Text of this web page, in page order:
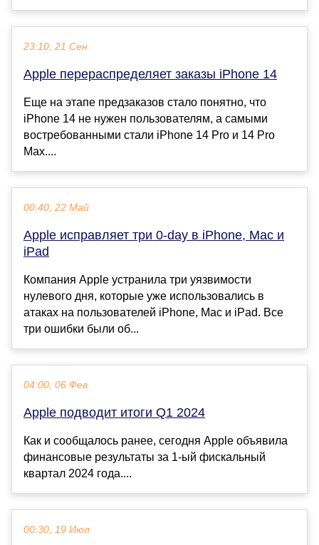
23:10, 21 Сен
Apple перераспределяет заказы iPhone 14
Еще на этапе предзаказов стало понятно, что
iPhone 14 не нужен пользователям, а самыми
востребованными стали iPhone 14 Pro и 14 Pro
Max....
00:40, 22 Май
Apple исправляет три 0-day в iPhone, Mac и
iPad
Компания Apple устранила три уязвимости
нулевого дня, которые уже использовались в
атаках на пользователей iPhone, Mac и iPad. Все
три ошибки были об...
04:00, 06 Фев
Apple подводит итоги Q1 2024
Как и сообщалось ранее, сегодня Apple объявила
финансовые результаты за 1-ый фискальный
квартал 2024 года....
00:30, 19 Июл